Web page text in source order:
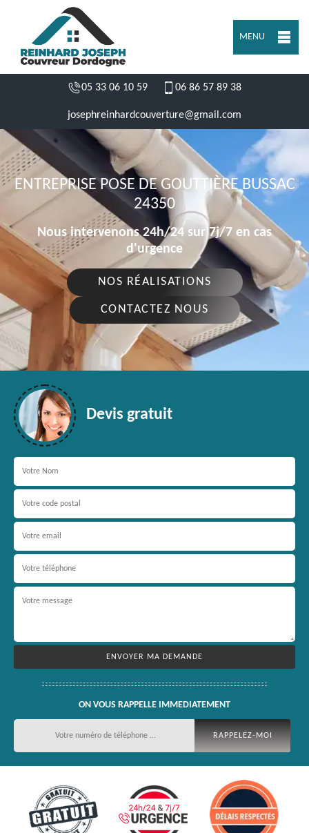
MENU
05 33 06 10 59 06 86 57 89 38
josephreinhardcouverture@gmail.com
ENTREPRISE POSE DE GOUTTIÈRE BUSSAC
24350
Nous intervenons 24h/24 sur 7j/7 en cas
d'urgence
NOS RÉALISATIONS
CONTACTEZ NOUS
Devis gratuit
ON VOUS RAPPELLE IMMEDIATEMENT